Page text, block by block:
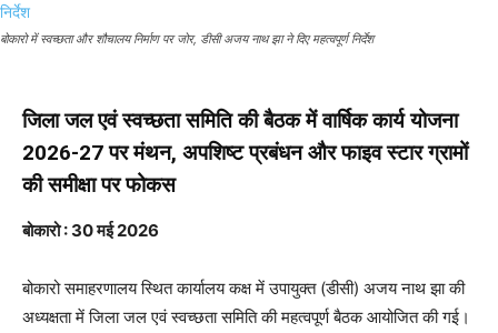
बोकारो में स्वच्छता और शौचालय निर्माण पर जोर, डीसी अजय नाथ झा ने दिए महत्वपूर्ण निर्देश
जिला जल एवं स्वच्छता समिति की बैठक में वार्षिक कार्य योजना
2026-27 पर मंथन, अपशिष्ट प्रबंधन और फाइव स्टार ग्रामों
की समीक्षा पर फोकस
बोकारो: 30 मई 2026
बोकारो समाहरणालय स्थित कार्यालय कक्ष में उपायुक्त (डीसी) अजय नाथ झा की
अध्यक्षता में जिला जल एवं स्वच्छता समिति की महत्वपूर्ण बैठक आयोजित की गई।